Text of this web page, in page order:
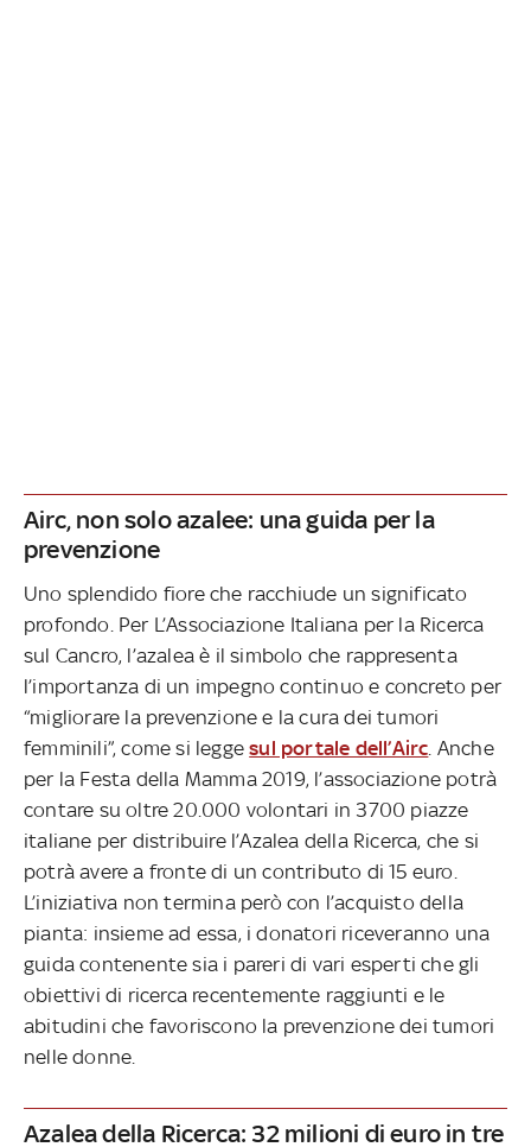
Airc, non solo azalee: una guida per la
prevenzione
Uno splendido fiore che racchiude un significato
profondo. Per L’Associazione Italiana per la Ricerca
sul Cancro, l’azalea è il simbolo che rappresenta
l’importanza di un impegno continuo e concreto per
“migliorare la prevenzione e la cura dei tumori
femminili”, come si leggesul portale dell’Airc . Anche
per la Festa della Mamma 2019, l’associazione potrà
contare su oltre 20.000 volontari in 3700 piazze
italiane per distribuire l’Azalea della Ricerca, che si
potrà avere a fronte di un contributo di 15 euro.
L’iniziativa non termina però con l’acquisto della
pianta: insieme ad essa, i donatori riceveranno una
guida contenente sia i pareri di vari esperti che gli
obiettivi di ricerca recentemente raggiunti e le
abitudini che favoriscono la prevenzione dei tumori
nelle donne.
Azalea della Ricerca: 32 milioni di euro in tre